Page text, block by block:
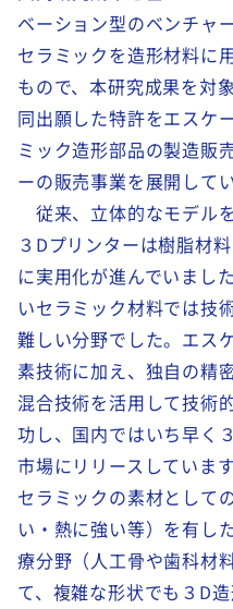
ベーション型のベンチャ
セラミックを造形材料に
もので、本研究成果を対
同出願した特許をエスケ
ミック造形部品の製造販
ーの販売事業を展開してい
従来、立体的なモデル
３Dプリンターは樹脂材
に実用化が進んでいまし
いセラミック材料では技
難しい分野でした。エス
素技術に加え、独自の精
混合技術を活用して技術
功し、国内ではいち早く
市場にリリースしていま
セラミックの素材として
い・熱に強い等）を有し
療分野（人工骨や歯科材
て、複雑な形状でも３D